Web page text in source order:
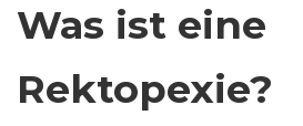
Was ist eine
Rektopexie?